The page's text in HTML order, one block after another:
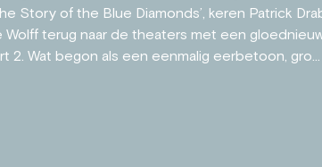
Story of the Blue Diamonds’, keren Patrick
terug naar de theaters met een
2. Wat begon als een eenmalig eerbetoon, gro...